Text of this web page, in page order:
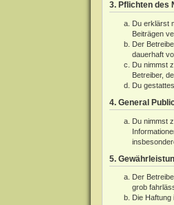
3. Pflichten des
Du erklärst
Beiträgen
Der
dauerhaft
Du nimmst
Betreiber,
Du
4. General
Du nimmst
5.
Der
grob
Die